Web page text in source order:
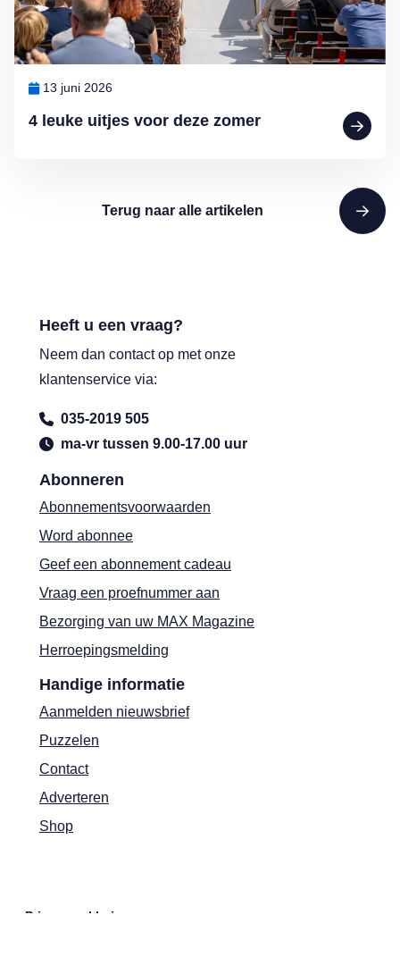
4 leuke uitjes voor deze zomer
13 juni 2026
Terug naar alle artikelen
Abonneren
Abonnementsvoorwaarden
Word abonnee
Geef een abonnement cadeau
Vraag een proefnummer aan
Bezorging van uw MAX Magazine
Herroepingsmelding
Handige informatie
Aanmelden nieuwsbrief
Puzzelen
Contact
Adverteren
Shop
Heeft u een vraag?
Neem dan contact op met onze
klantenservice via:
035-2019 505
ma-vr tussen 9.00-17.00 uur
Privacyverklaring